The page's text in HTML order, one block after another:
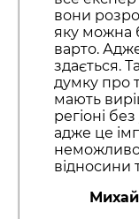
вони
яку можна
варто.
здається.
думку про
мають
регіоні
адже це
неможливо
відносини